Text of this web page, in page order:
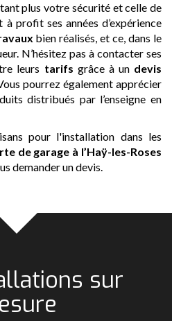
plus votre sécurité et celle de
profit ses années d’expérience
bien réalisés, et ce, dans le
N’hésitez pas à contacter ses
leurs tarifs grâce à un devis
pourrez également apprécier
distribués par l’enseigne en
pour l'installation dans les
de garage à l’Haÿ-les-Roses
demander un devis.
sur